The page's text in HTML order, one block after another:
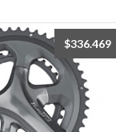
$336.469